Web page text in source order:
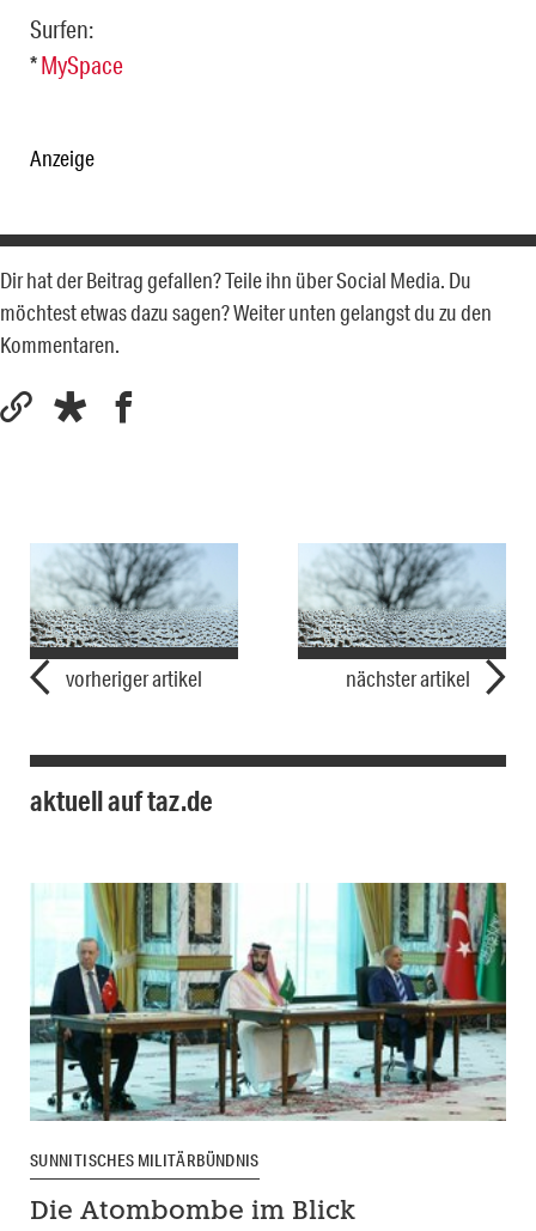
Surfen:
*MySpace
Anzeige
Dir hat der Beitrag gefallen? Teile ihn über Social Media. Du
möchtest etwas dazu sagen? Weiter unten gelangst du zu den
Kommentaren.
vorheriger artikel nächster artikel
aktuell auf taz.de
SUNNITISCHES MILITÄRBÜNDNIS
Die Atombombe im Blick